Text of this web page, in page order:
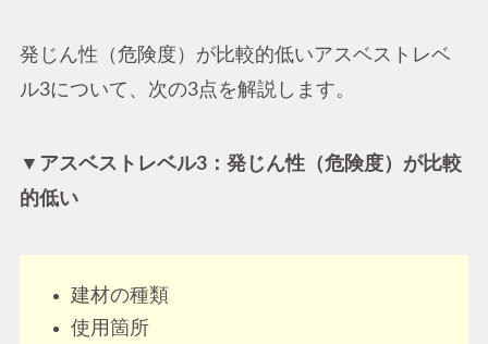
発じん性（危険度）が比較的低いアスベストレベ
ル3について、次の3点を解説します。
▼アスベストレベル3：発じん性（危険度）が比較
的低い
建材の種類
使用箇所